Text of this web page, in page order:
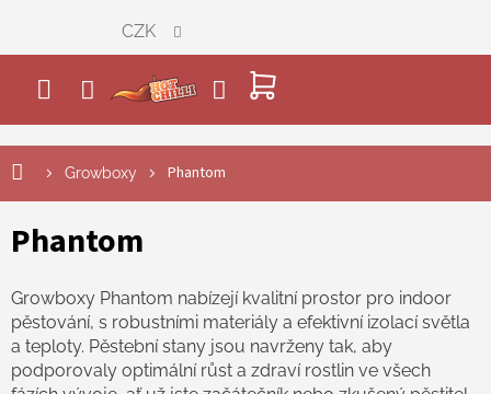
obsah
NÁKUPNÍ
KOŠÍK
CZK
Growboxy Phantom
Phantom
Growboxy Phantom nabízejí kvalitní prostor pro indoor
pěstování, s robustními materiály a efektivní izolací světla
a teploty. Pěstební stany jsou navrženy tak, aby
podporovaly optimální růst a zdraví rostlin ve všech